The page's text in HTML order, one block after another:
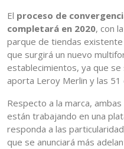
El proceso de
completará en 2020, con
parque de tiendas
que surgirá un nuevo
establecimientos, ya que
aporta Leroy Merlin y las 51
Respecto a la marca,
están trabajando en una
responda a las
que se anunciará más